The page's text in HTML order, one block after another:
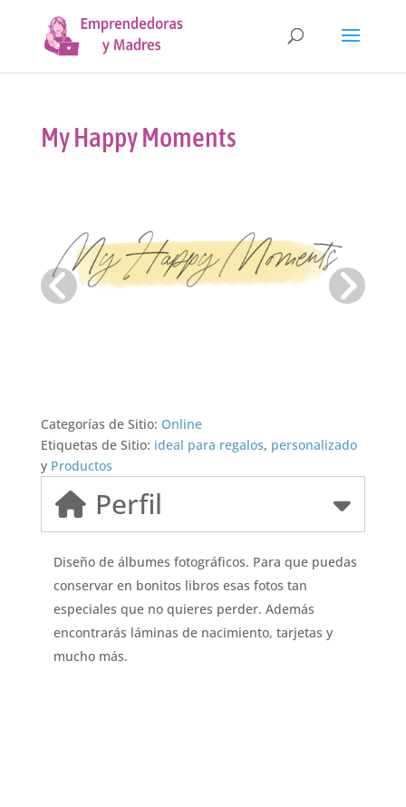
My Happy Moments
Categorías de Sitio: Online
Etiquetas de Sitio: ideal para regalos, personalizado
y Productos
Perfil
Diseño de álbumes fotográficos. Para que puedas
conservar en bonitos libros esas fotos tan
especiales que no quieres perder. Además
encontrarás láminas de nacimiento, tarjetas y
mucho más.